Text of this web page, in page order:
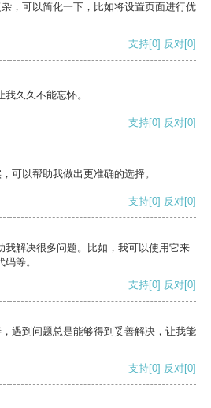
，可以简化一下，比如将设置页面进行优
支持[0] 反对[0]
久久不能忘怀。
支持[0] 反对[0]
可以帮助我做出更准确的选择。
支持[0] 反对[0]
我解决很多问题。比如，我可以使用它来
等。
支持[0] 反对[0]
遇到问题总是能够得到妥善解决，让我能
支持[0] 反对[0]